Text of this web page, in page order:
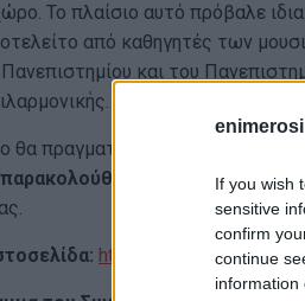
If you wish
sensitive
confirm
continue
information
Το πλαίσιο αυτό πρόβαλε
από καθηγητές των
Πανεπιστημίου και του
θα πραγματοποιηθεί στην
για όλους τους
https://music.ionio.gr/